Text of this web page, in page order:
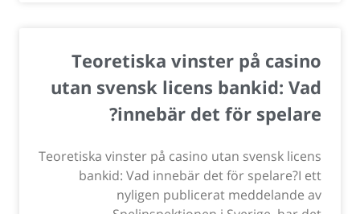
Teoretiska vinster på casino
utan svensk licens bankid: Vad
innebär det för spelare?
Teoretiska vinster på casino utan svensk licens
bankid: Vad innebär det för spelare?I ett
nyligen publicerat meddelande av